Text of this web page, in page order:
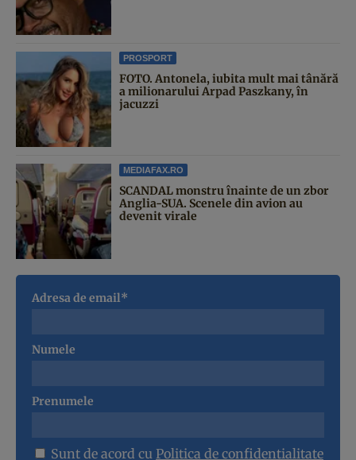
PROSPORT
FOTO. Antonela, iubita mult mai tânără
a milionarului Arpad Paszkany, în
jacuzzi
MEDIAFAX.RO
SCANDAL monstru înainte de un zbor
Anglia-SUA. Scenele din avion au
devenit virale
Adresa de email*
Numele
Prenumele
Sunt de acord cu Politica de confidentialitate